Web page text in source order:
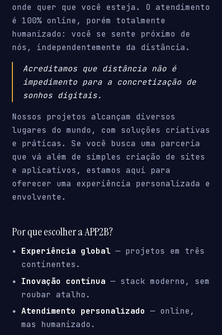
onde quer que você esteja. O atendimento
é 100% online, porém totalmente
humanizado: você se sente próximo de
nós, independentemente da distância.
Acreditamos que distância não é
impedimento para a concretização de
sonhos digitais.
Nossos projetos alcançam diversos
lugares do mundo, com soluções criativas
e práticas. Se você busca uma parceria
que vá além de simples criação de sites
e aplicativos, estamos aqui para
oferecer uma experiência personalizada e
envolvente.
Por que escolher a APP2B?
Experiência global — projetos em três
continentes.
Inovação contínua — stack moderno, sem
roubar atalho.
Atendimento personalizado — online,
mas humanizado.